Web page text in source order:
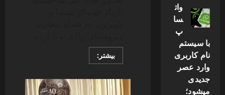
بیشتر:Read
more
خمسه
با
وات
سا
پ
با سیستم
نام کاربری
وارد عصر
جدیدی
میشود؛